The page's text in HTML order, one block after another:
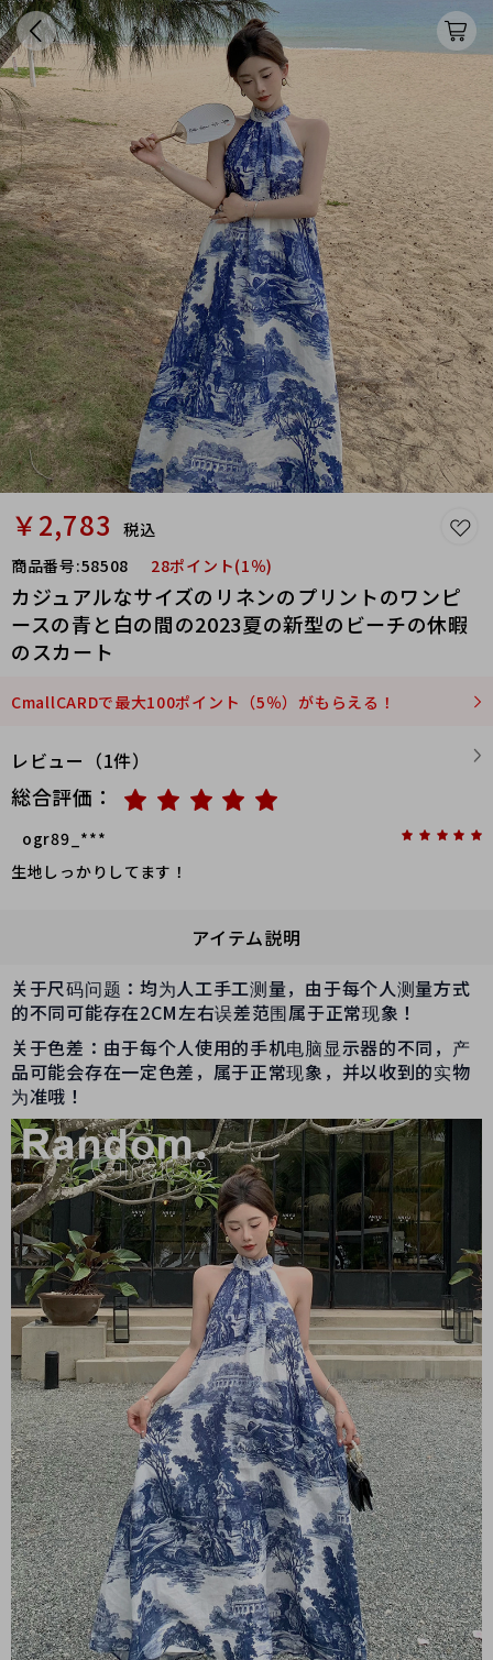
￥2,783
税込
商品番号:58508 28ポイント(1％)
カジュアルなサイズのリネンのプリントのワンピ
ースの青と白の間の2023夏の新型のビーチの休暇
のスカート
CmallCARDで最大100ポイント（5％）がもらえる！
レビュー（1件）
総合評価：
ogr89_***
生地しっかりしてます！
アイテム説明
关于尺码问题：均为人工手工测量，由于每个人测量方式
的不同可能存在2CM左右误差范围属于正常现象！
关于色差：由于每个人使用的手机电脑显示器的不同，产
品可能会存在一定色差，属于正常现象，并以收到的实物
为准哦！